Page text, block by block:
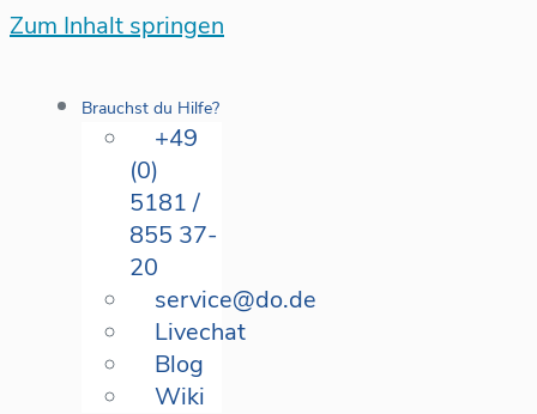
Zum Inhalt springen
Brauchst du Hilfe?
+49
(0)
5181 /
855 37-
20
service@do.de
Livechat
Blog
Wiki